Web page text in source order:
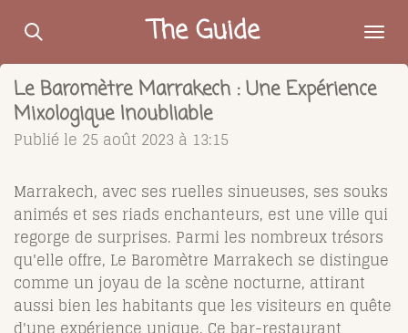
Passer
contenu
principal
The Guide
Le Baromètre Marrakech : Une Expérience
Mixologique Inoubliable
Publié le 25 août 2023 à 13:15
Marrakech, avec ses ruelles sinueuses, ses souks
animés et ses riads enchanteurs, est une ville qui
regorge de surprises. Parmi les nombreux trésors
qu'elle offre, Le Baromètre Marrakech se distingue
comme un joyau de la scène nocturne, attirant
aussi bien les habitants que les visiteurs en quête